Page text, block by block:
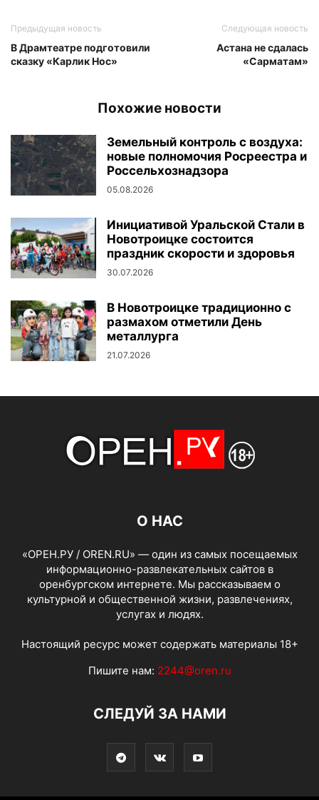
Предыдущая новость
В Драмтеатре подготовили
сказку «Карлик Нос»
Следующая новость
Астана не сдалась
«Сарматам»
Похожие новости
Земельный контроль с воздуха:
новые полномочия Росреестра и
Россельхознадзора
05.08.2026
Инициативой Уральской Стали в
Новотроицке состоится
праздник скорости и здоровья
30.07.2026
В Новотроицке традиционно с
размахом отметили День
металлурга
21.07.2026
О НАС
«ОРЕН.РУ / OREN.RU» — один из самых посещаемых
информационно-развлекательных сайтов в
оренбургском интернете. Мы рассказываем о
культурной и общественной жизни, развлечениях,
услугах и людях.
Настоящий ресурс может содержать материалы 18+
Пишите нам: 2244@oren.ru
СЛЕДУЙ ЗА НАМИ